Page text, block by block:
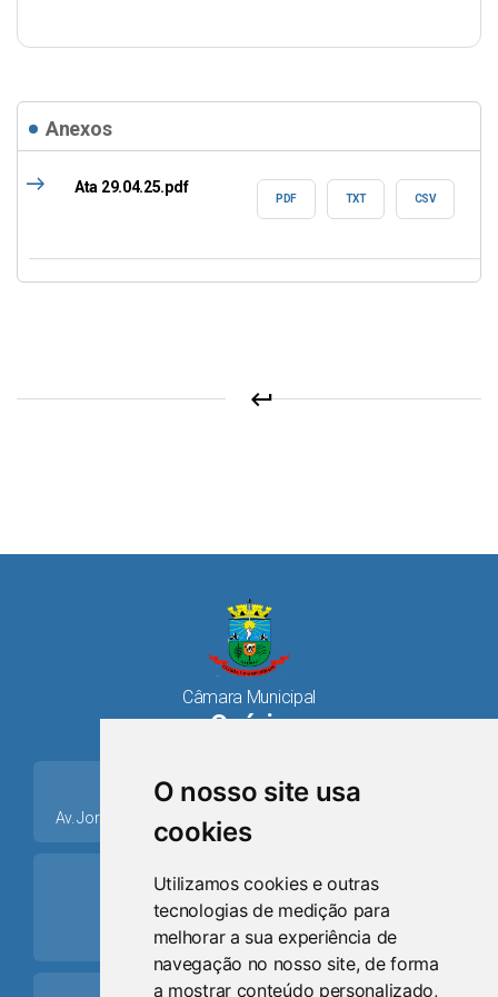
O nosso site usa
cookies
Utilizamos cookies e outras
tecnologias de medição para
melhorar a sua experiência de
navegação no nosso site, de forma
a mostrar conteúdo personalizado,
Anexos
east Ata 29.04.25.pdf
PDF TXT CSV
keyboard_return
Câmara Municipal
Osório
place
Av. Jorge Dariva, 1211, Centro CEP: 95520.000 - Osório/RS
ring_volume
Telefone
(51) 9 8024-0884